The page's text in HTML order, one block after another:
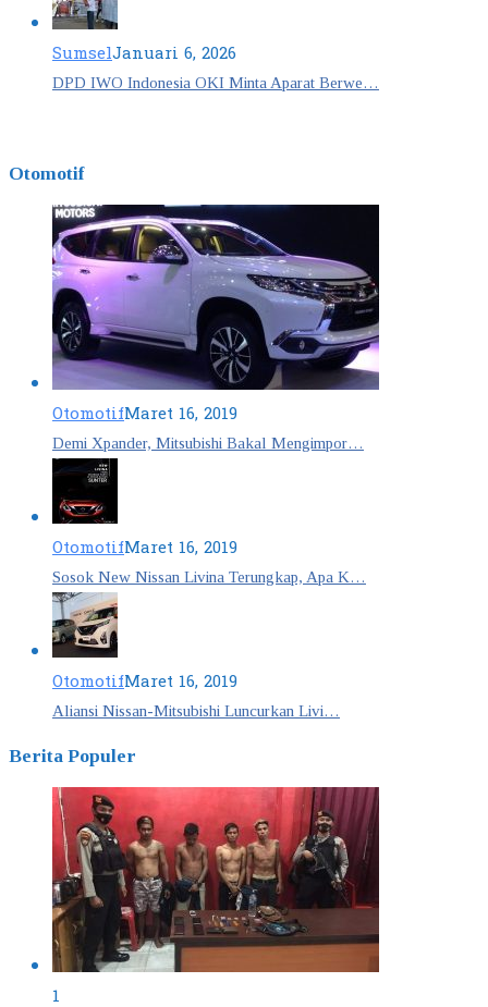
SumselJanuari 6, 2026
DPD IWO Indonesia OKI Minta Aparat Berwe…
Otomotif
OtomotifMaret 16, 2019
Demi Xpander, Mitsubishi Bakal Mengimpor…
OtomotifMaret 16, 2019
Sosok New Nissan Livina Terungkap, Apa K…
OtomotifMaret 16, 2019
Aliansi Nissan-Mitsubishi Luncurkan Livi…
Berita Populer
1